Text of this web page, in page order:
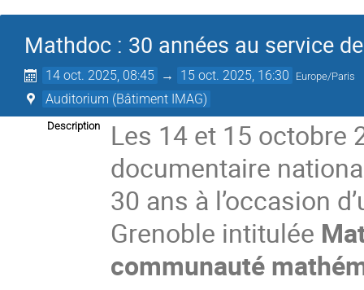
Mathdoc : 30 années au service
14 oct. 2025, 08:45 → 15 oct. 2025, 16:30 Europe/Paris
Auditorium (Bâtiment IMAG)
Description
Les 14 et 15 octobre
documentaire
30 ans à l’occasion
Grenoble intitulée
communauté